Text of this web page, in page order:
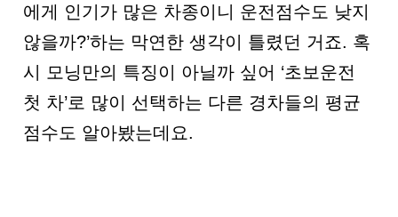
에게 인기가 많은 차종이니 운전점수도 낮지
않을까?’하는 막연한 생각이 틀렸던 거죠. 혹
시 모닝만의 특징이 아닐까 싶어 ‘초보운전
첫 차’로 많이 선택하는 다른 경차들의 평균
점수도 알아봤는데요.